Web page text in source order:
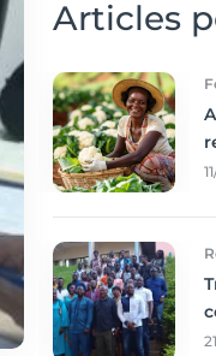
Articles